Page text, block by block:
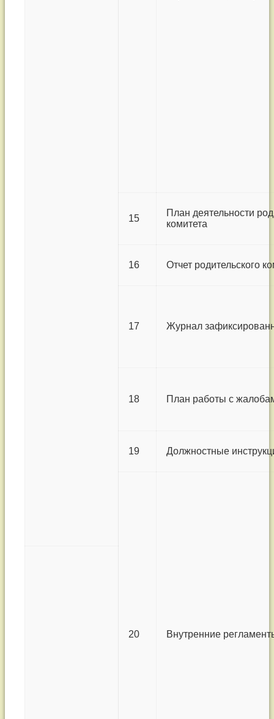
15
План деятельности
комитета
16 Отчет родительского
17 Журнал
18 План работы с
19 Должностные
20 Внутренние